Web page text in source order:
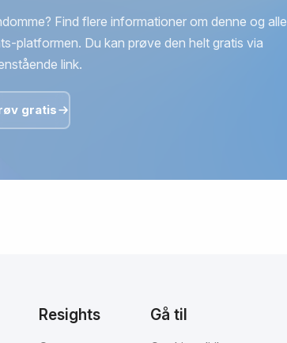
Find flere informationer om denne og alle
platformen. Du kan prøve den helt gratis via
link.
gratis
Resights Gå til